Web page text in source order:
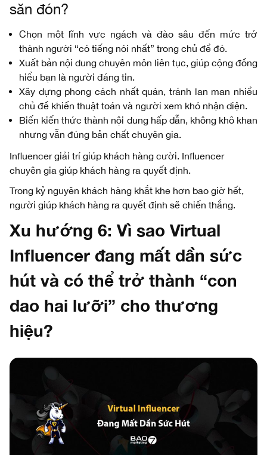
săn đón?
Chọn một lĩnh vực ngách và đào sâu đến mức trở
thành người “có tiếng nói nhất” trong chủ đề đó.
Xuất bản nội dung chuyên môn liên tục, giúp cộng đồng
hiểu bạn là người đáng tin.
Xây dựng phong cách nhất quán, tránh lan man nhiều
chủ đề khiến thuật toán và người xem khó nhận diện.
Biến kiến thức thành nội dung hấp dẫn, không khô khan
nhưng vẫn đúng bản chất chuyên gia.
Influencer giải trí giúp khách hàng cười. Influencer
chuyên gia giúp khách hàng ra quyết định.
Trong kỷ nguyên khách hàng khắt khe hơn bao giờ hết,
người giúp khách hàng ra quyết định sẽ chiến thắng.
Xu hướng 6: Vì sao Virtual
Influencer đang mất dần sức
hút và có thể trở thành “con
dao hai lưỡi” cho thương
hiệu?